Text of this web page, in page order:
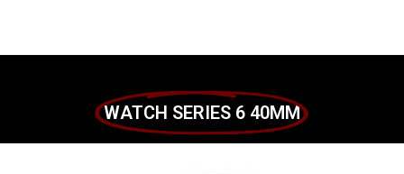
WATCH SERIES 6 40MM